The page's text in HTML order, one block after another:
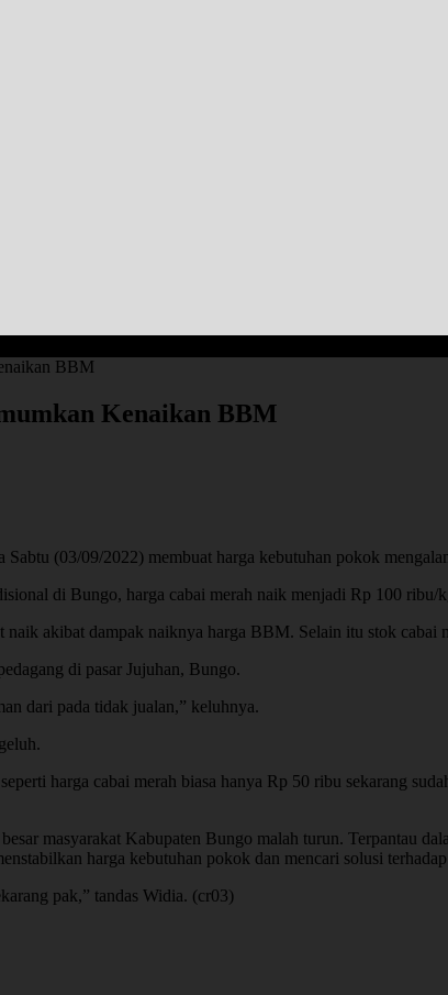
BBM
Kenaikan BBM
(03/09/2022) membuat harga kebutuhan pokok
di Bungo, harga cabai merah naik menjadi Rp 100
akibat dampak naiknya harga BBM. Selain itu stok cabai
di pasar Jujuhan, Bungo.
dari pada tidak jualan,” keluhnya.
harga cabai merah biasa hanya Rp 50 ribu sekarang
masyarakat Kabupaten Bungo malah turun. Terpantau
harga kebutuhan pokok dan mencari solusi
pak,” tandas Widia. (cr03)